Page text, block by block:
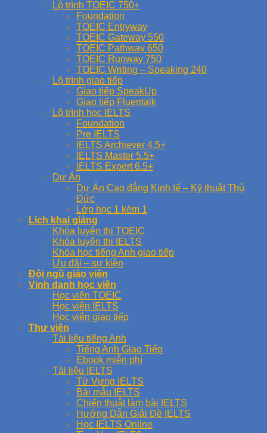
Lộ trình TOEIC 750+
Foundation
TOEIC Entryway
TOEIC Gateway 550
TOEIC Pathway 650
TOEIC Runway 750
TOEIC Writing – Speaking 240
Lộ trình giao tiếp
Giao tiếp SpeakUp
Giao tiếp Fluentalk
Lộ trình học IELTS
Foundation
Pre IELTS
IELTS Archiever 4.5+
IELTS Master 5.5+
IELTS Expert 6.5+
Dự Án
Dự Án Cao đẳng Kinh tế – Kỹ thuật Thủ
Đức
Lớp học 1 kèm 1
Lịch khai giảng
Khóa luyện thi TOEIC
Khóa luyện thi IELTS
Khóa học tiếng Anh giao tiếp
Ưu đãi – sự kiện
Đội ngũ giáo viên
Vinh danh học viên
Học viên TOEIC
Học viên IELTS
Học viên giao tiếp
Thư viện
Tài liệu tiếng Anh
Tiếng Anh Giao Tiếp
Ebook miễn phí
Tài liệu IELTS
Từ Vựng IELTS
Bài mẫu IELTS
Chiến thuật làm bài IELTS
Hướng Dẫn Giải Đề IELTS
Học IELTS Online